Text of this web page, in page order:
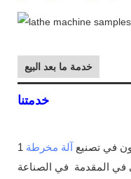
خدمة ما بعد البيع
خدمتنا
في تصنيع
في المقدمة